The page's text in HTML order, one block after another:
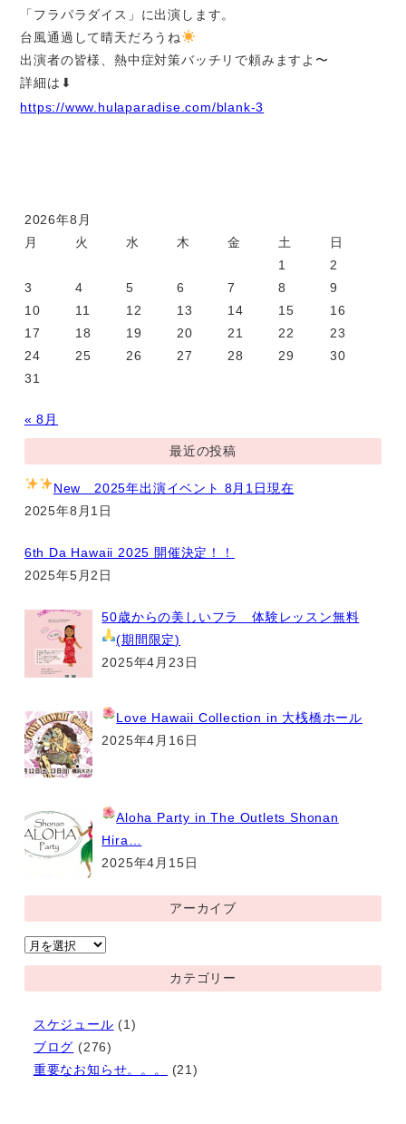
「フラパラダイス」に出演します。
台風通過して晴天だろうね
出演者の皆様、熱中症対策バッチリで頼みますよ〜
詳細は⬇︎
https://www.hulaparadise.com/blank-3
2026年8月
月
火 水 木 金 土
日
1
2
3
4 5 6 7 8
9
10
11 12 13 14 15
16
17
18 19 20 21 22
23
24
25 26 27 28 29
30
31
« 8月
最近の投稿
New 2025年出演イベント 8月1日現在
2025年8月1日
6th Da Hawaii 2025 開催決定！！
2025年5月2日
50歳からの美しいフラ 体験レッスン無料
(期間限定)
2025年4月23日
Love Hawaii Collection in 大桟橋ホール
2025年4月16日
Aloha Party in The Outlets Shonan
Hira…
2025年4月15日
アーカイブ
ア
ー
カ
ブ
カテゴリー
スケジュール (1)
ブログ (276)
重要なお知らせ。。。
(21)